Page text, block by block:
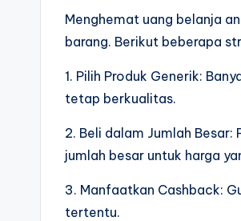
Menghemat uang belanja
barang. Berikut beberapa
1. Pilih Produk Generik:
tetap berkualitas.
2. Beli dalam Jumlah
jumlah besar untuk harga
3. Manfaatkan Cashback:
tertentu.